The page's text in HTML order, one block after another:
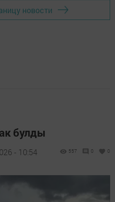
новости
булды
- 10:54 557 0 0